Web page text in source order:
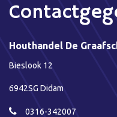
Houthandel De
Bieslook 12
6942SG Didam
0316-342007